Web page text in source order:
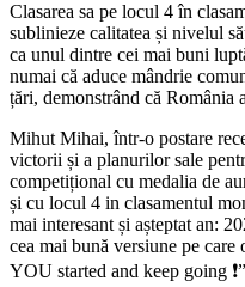
Clasarea sa pe locul 4 în
sublinieze calitatea și nivelul
ca unul dintre cei mai buni
numai că aduce mândrie
țări, demonstrând că România
Mihut Mihai, într-o postare
victorii și a planurilor sale
competițional cu medalia de
și cu locul 4 in clasamentul
mai interesant și așteptat an:
cea mai bună versiune pe
YOU started and keep going ❗️”